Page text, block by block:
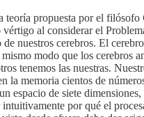
teoría propuesta por el filósofo
vértigo al considerar el
nuestros cerebros. El
modo que los cerebros
tenemos las nuestras.
la memoria cientos de
espacio de siete
por qué el